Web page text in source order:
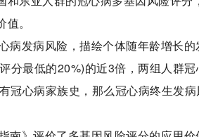
。
病发病风险，描绘个体随年龄增长
分最低的20%)的近3倍，两组人群
冠心病家族史，那么冠心病终生发